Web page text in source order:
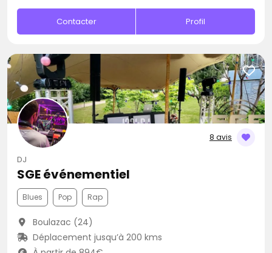
Contacter Profil
8 avis
DJ
SGE événementiel
Blues Pop Rap
Boulazac (24)
Déplacement jusqu’à 200 kms